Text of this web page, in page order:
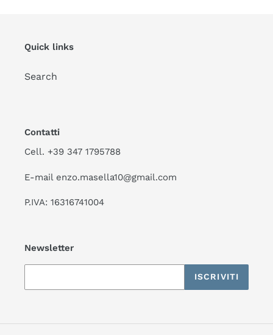
Quick links
Search
Contatti
Cell. +39 347 1795788
E-mail enzo.masella10@gmail.com
P.IVA: 16316741004
Newsletter
ISCRIVITI